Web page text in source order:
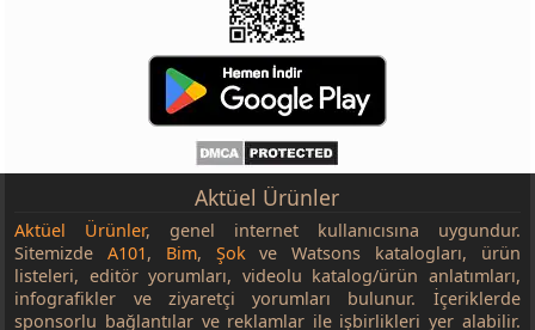
Aktüel Ürünler
Aktüel Ürünler, genel internet kullanıcısına uygundur.
SitemizdeA101, Bim, Şokve Watsons katalogları, ürün
listeleri, editör yorumları, videolu katalog/ürün anlatımları,
infografikler ve ziyaretçi yorumları bulunur. İçeriklerde
sponsorlu bağlantılar ve reklamlar ile işbirlikleri yer alabilir.